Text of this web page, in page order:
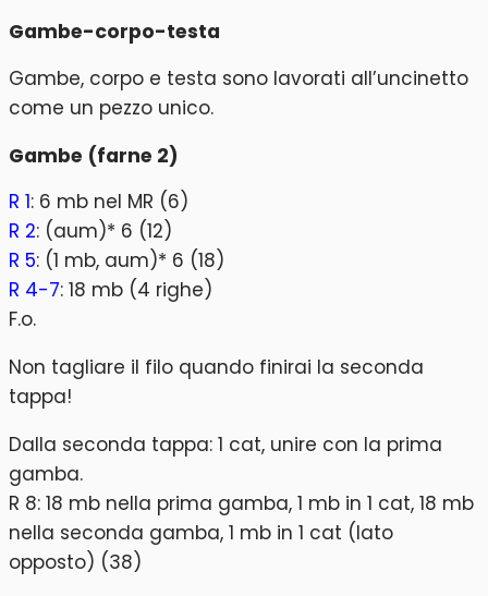
Gambe-corpo-testa
Gambe, corpo e testa sono lavorati all’uncinetto
come un pezzo unico.
Gambe (farne 2)
R 1: 6 mb nel MR (6)
R 2: (aum)* 6 (12)
R 5: (1 mb, aum)* 6 (18)
R 4-7: 18 mb (4 righe)
F.o.
Non tagliare il filo quando finirai la seconda
tappa!
Dalla seconda tappa: 1 cat, unire con la prima
gamba.
R 8: 18 mb nella prima gamba, 1 mb in 1 cat, 18 mb
nella seconda gamba, 1 mb in 1 cat (lato
opposto) (38)